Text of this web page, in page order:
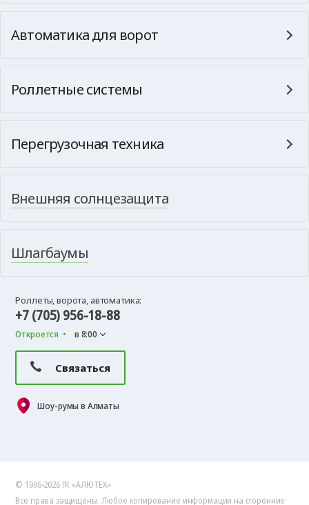
Автоматика для ворот
Роллетные системы
Перегрузочная техника
Внешняя солнцезащита
Шлагбаумы
Роллеты, ворота, автоматика:
+7 (705) 956-18-88
Откроется в 8:00
Связаться
Шоу-румы в Алматы
© 1996-2026 ГК «АЛЮТЕХ»
Все права защищены. Любое копирование информации на сторонние